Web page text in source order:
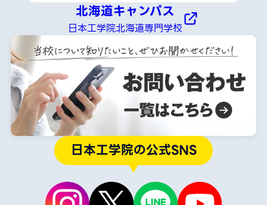
北海道キャンパス
日本工学院北海道専門学校
日本工学院の公式SNS